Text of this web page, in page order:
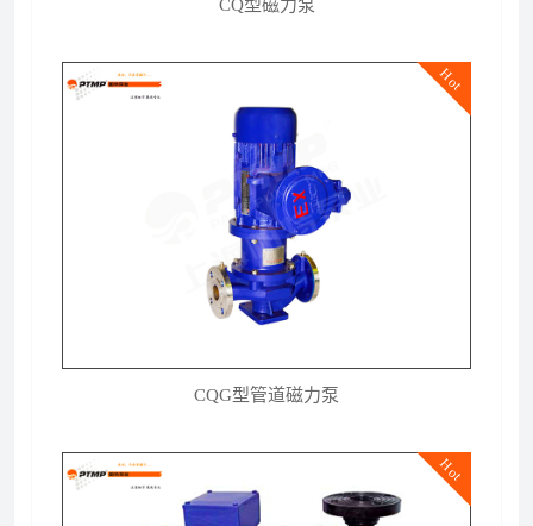
CQ型磁力泵
Hot
CQG型管道磁力泵
Hot